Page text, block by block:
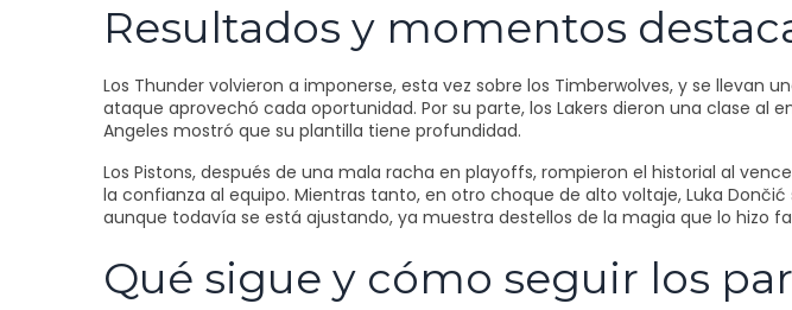
Resultados y momentos
Los Thunder volvieron a imponerse, esta vez sobre los Timberwolves, y se
ataque aprovechó cada oportunidad. Por su parte, los Lakers dieron una clase al
Angeles mostró que su plantilla tiene profundidad.
Los Pistons, después de una mala racha en playoffs, rompieron el historial al
la confianza al equipo. Mientras tanto, en otro choque de alto voltaje, Luka
aunque todavía se está ajustando, ya muestra destellos de la magia que lo hizo
Qué sigue y cómo seguir los